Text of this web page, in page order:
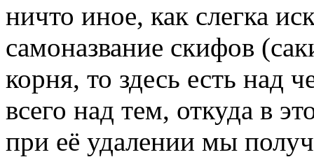
ничто иное, как слегка
самоназвание скифов
корня, то здесь есть над
всего над тем, откуда в
при её удалении мы